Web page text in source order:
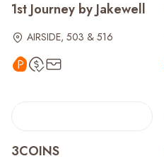
1st Journey by Jakewell
AIRSIDE, 503 & 516
3COINS